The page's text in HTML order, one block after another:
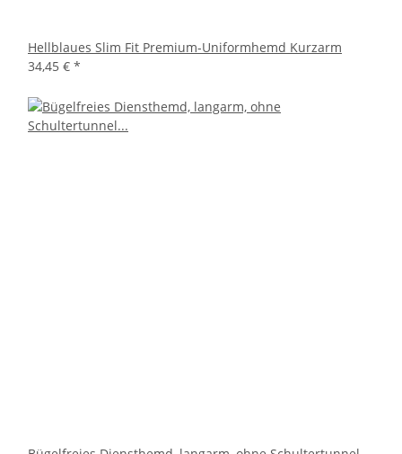
Hellblaues Slim Fit Premium-Uniformhemd Kurzarm
34,45 € *